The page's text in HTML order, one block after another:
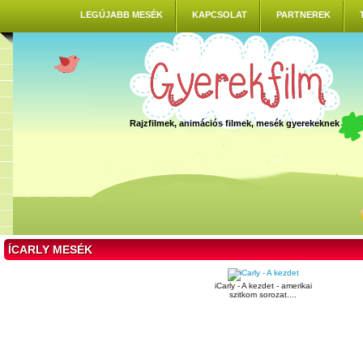
LEGÚJABB MESÉK KAPCSOLAT PARTNEREK
Rajzfilmek, animációs filmek, mesék gyerekeknek
ÍCARLY MESÉK
iCarly - A kezdet - amerikai
szitkom sorozat....